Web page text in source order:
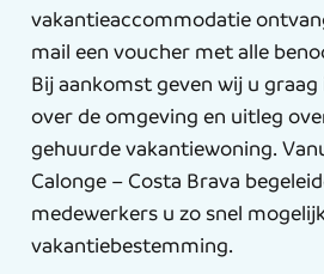
vakantieaccommodatie
mail een voucher met alle
Bij aankomst geven wij u
over de omgeving en uitleg
gehuurde vakantiewoning.
Calonge – Costa Brava
medewerkers u zo snel
vakantiebestemming.